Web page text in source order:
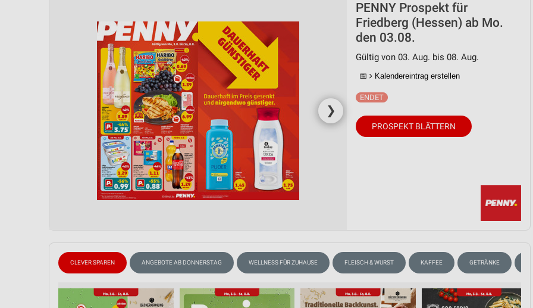
❯
PENNY Prospekt für
Friedberg (Hessen) ab Mo.
den 03.08.
Gültig von 03. Aug. bis 08. Aug.
📅 Kalendereintrag erstellen
PROSPEKT BLÄTTERN
CLEVER SPAREN ANGEBOTE AB DONNERSTAG WELLNESS FÜR ZUHAUSE FLEISCH & WURST KAFFEE GETRÄNKE